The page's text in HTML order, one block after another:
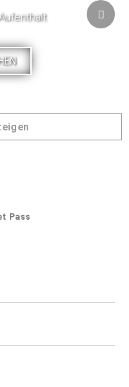
Pass